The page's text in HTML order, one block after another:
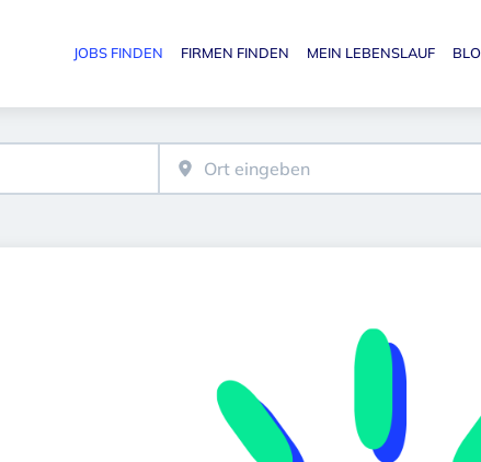
Haupt-
JOBS FINDEN FIRMEN FINDEN MEIN LEBENSLAUF